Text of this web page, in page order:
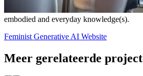
embodied and everyday knowledge(s).
Feminist Generative AI Website
Meer gerelateerde